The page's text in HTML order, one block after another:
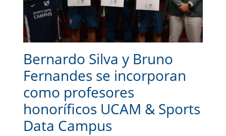
Bernardo Silva y Bruno
Fernandes se incorporan
como profesores
honoríficos UCAM & Sports
Data Campus